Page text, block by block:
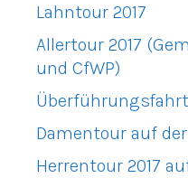
Lahntour 2017
Allertour 2017
und CfWP)
Überführungsfahrt
Damentour auf der
Herrentour 2017